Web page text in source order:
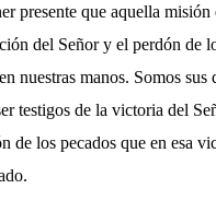
presente que aquella misión
del Señor y el perdón de
nuestras manos. Somos
testigos de la victoria del
de los pecados que en esa